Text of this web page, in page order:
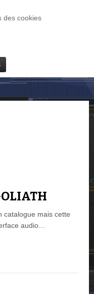
des cookiesLOG IN
catalogue mais cette
audio…